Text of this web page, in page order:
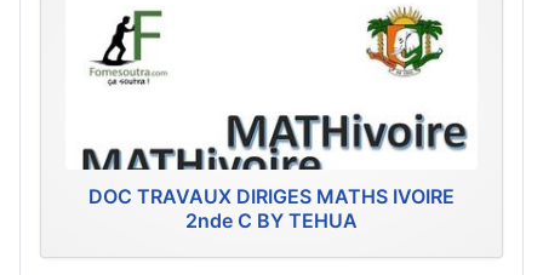
DOC TRAVAUX DIRIGES MATHS IVOIRE
2nde C BY TEHUA